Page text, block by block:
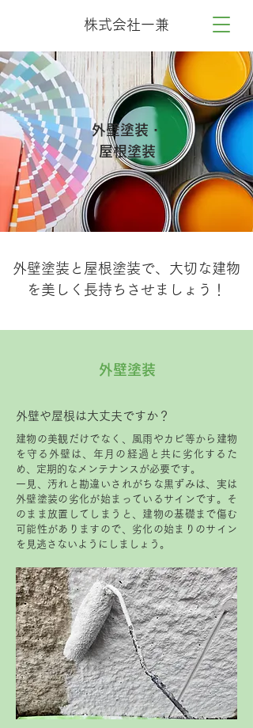
株式会社一兼
外壁塗装・
屋根塗装
外壁塗装と屋根塗装で、大切な建物
を美しく長持ちさせましょう！
外壁塗装
外壁や屋根は大丈夫ですか？
建物の美観だけでなく、風雨やカビ等から建物
を守る外壁は、年月の経過と共に劣化するた
め、定期的なメンテナンスが必要です。
一見、汚れと勘違いされがちな黒ずみは、実は
外壁塗装の劣化が始まっているサインです。そ
のまま放置してしまうと、建物の基礎まで傷む
可能性がありますので、劣化の始まりのサイン
を見逃さないようにしましょう。